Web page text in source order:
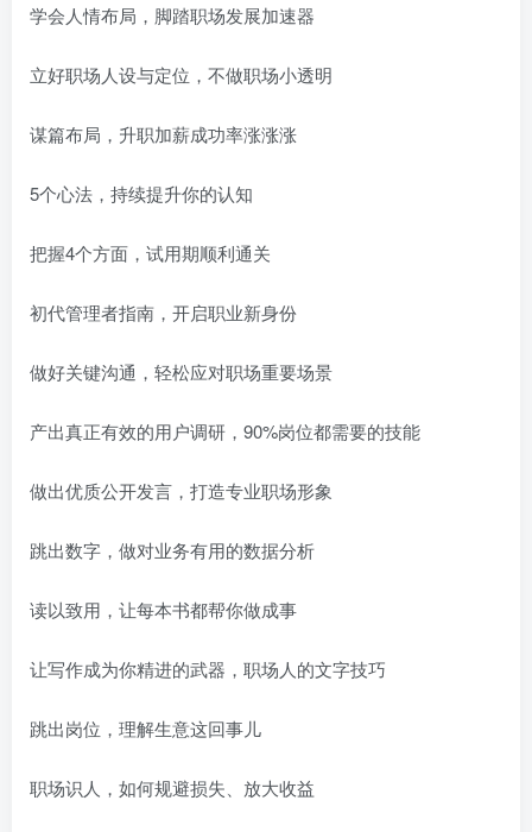
学会人情布局，脚踏职场发展加速器
立好职场人设与定位，不做职场小透明
谋篇布局，升职加薪成功率涨涨涨
5个心法，持续提升你的认知
把握4个方面，试用期顺利通关
初代管理者指南，开启职业新身份
做好关键沟通，轻松应对职场重要场景
产出真正有效的用户调研，90%岗位都需要的技能
做出优质公开发言，打造专业职场形象
跳出数字，做对业务有用的数据分析
读以致用，让每本书都帮你做成事
让写作成为你精进的武器，职场人的文字技巧
跳出岗位，理解生意这回事儿
职场识人，如何规避损失、放大收益